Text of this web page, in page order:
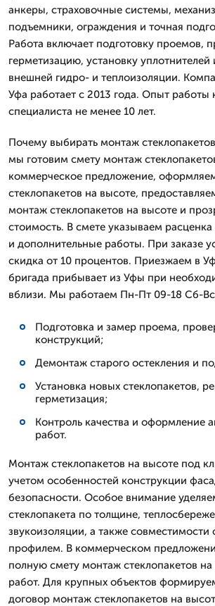
анкеры, страховочные системы,
подъемники, ограждения и точная
Работа включает подготовку проемов,
герметизацию, установку
внешней гидро- и теплоизоляции.
Уфа работает с 2013 года. Опыт работы
специалиста не менее 10 лет.
Почему выбирать монтаж
мы готовим смету монтаж
коммерческое предложение,
стеклопакетов на высоте,
монтаж стеклопакетов на высоте и
стоимость. В смете указываем
и дополнительные работы. При заказе
скидка от 10 процентов. Приезжаем в
бригада прибывает из Уфы при
вблизи. Мы работаем Пн-Пт 09-18 Сб-
Подготовка и замер проема,
конструкций;
Демонтаж старого остекления и
Установка новых стеклопакетов,
герметизация;
Контроль качества и оформление
работ.
Монтаж стеклопакетов на высоте под
учетом особенностей конструкции
безопасности. Особое внимание
стеклопакета по толщине,
звукоизоляции, а также
профилем. В коммерческом
полную смету монтаж стеклопакетов
работ. Для крупных объектов
договор монтаж стеклопакетов на